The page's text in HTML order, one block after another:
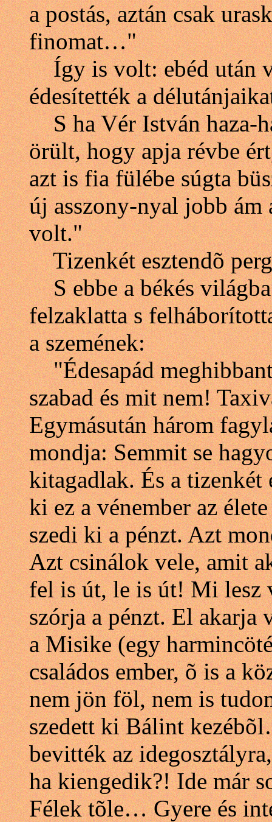
a postás, aztán csak
finomat…"
Így is volt: ebéd után
édesítették a
S ha Vér István haza-
örült, hogy apja révbe
azt is fia fülébe súgta
új asszony-nyal jobb ám
volt."
Tizenkét esztendõ
S ebbe a békés
felzaklatta s
a szemének:
"Édesapád
szabad és mit nem!
Egymásután három
mondja: Semmit se
kitagadlak. És a tizenkét
ki ez a vénember az
szedi ki a pénzt. Azt
Azt csinálok vele, amit
fel is út, le is út! Mi lesz
szórja a pénzt. El akarja
a Misike (egy
családos ember, õ is a
nem jön föl, nem is
szedett ki Bálint
bevitték az
ha kiengedik?! Ide már
Félek tõle… Gyere és